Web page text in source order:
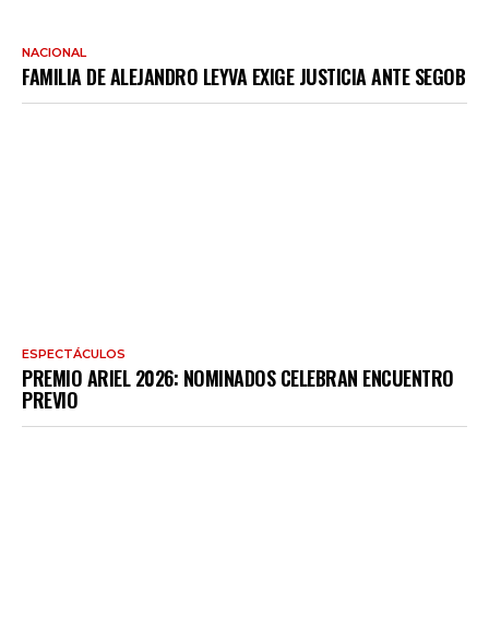
NACIONAL
FAMILIA DE ALEJANDRO LEYVA EXIGE JUSTICIA ANTE SEGOB
ESPECTÁCULOS
PREMIO ARIEL 2026: NOMINADOS CELEBRAN ENCUENTRO
PREVIO